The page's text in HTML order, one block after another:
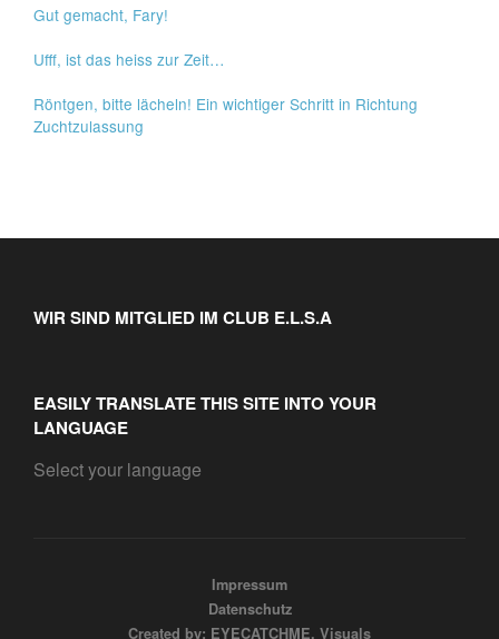
Gut gemacht, Fary!
Ufff, ist das heiss zur Zeit…
Röntgen, bitte lächeln! Ein wichtiger Schritt in Richtung
Zuchtzulassung
WIR SIND MITGLIED IM CLUB E.L.S.A
EASILY TRANSLATE THIS SITE INTO YOUR
LANGUAGE
Select your language
Impressum
Datenschutz
Created by: EYECATCHME. Visuals